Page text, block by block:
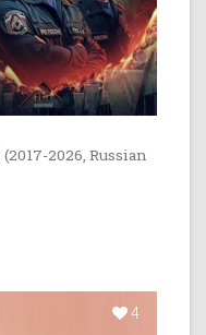
(2017-2026, Russian
4